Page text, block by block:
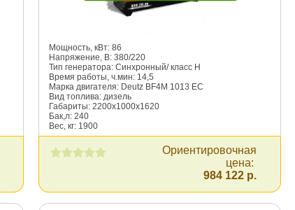
Мощность, кВт: 86
Напряжение, В: 380/220
Тип генератора: Синхронный/ класс Н
Время работы, ч.мин: 14,5
Марка двигателя: Deutz BF4M 1013 ЕС
Вид топлива: дизель
Габариты: 2200х1000х1620
Бак,л: 240
Вес, кг: 1900
Ориентировочная
цена:
984 122 р.